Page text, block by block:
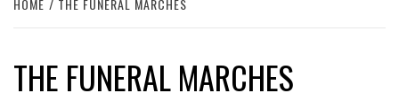
HOME THE FUNERAL MARCHES
THE FUNERAL MARCHES